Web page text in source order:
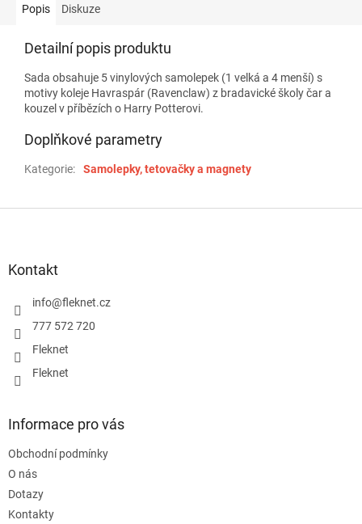
Popis Diskuze
Detailní popis produktu
Sada obsahuje 5 vinylových samolepek (1 velká a 4 menší) s
motivy koleje Havraspár (Ravenclaw) z bradavické školy čar a
kouzel v příbězích o Harry Potterovi.
Doplňkové parametry
Kategorie: Samolepky, tetovačky a magnety
Kontakt
info@fleknet.cz
777 572 720
Fleknet
Fleknet
Informace pro vás
Obchodní podmínky
O nás
Dotazy
Kontakty